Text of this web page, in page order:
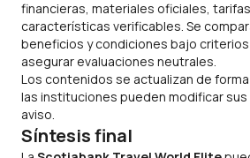
financieras, materiales oficiales,
características verificables. Se
beneficios y condiciones bajo
asegurar evaluaciones neutrales.
Los contenidos se actualizan de
las instituciones pueden modificar
aviso.
Síntesis final